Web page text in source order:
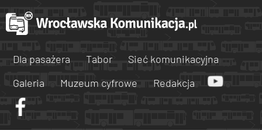
Dla pasażera Tabor
Sieć komunikacyjna
Galeria
Muzeum cyfrowe Redakcja